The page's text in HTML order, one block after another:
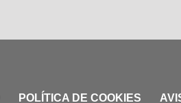
POLÍTICA DE COOKIES